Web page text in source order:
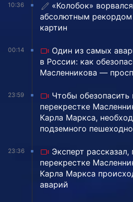
10:36
«Колобок»
абсолютным рекордом
картин
00:14
Один из самых
в России: как
Масленникова —
23:59
Чтобы
перекрестке
Карла Маркса,
подземного
23:36
Эксперт рассказал,
перекрестке
Карла Маркса
аварий